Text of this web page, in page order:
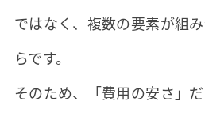
ではなく、複数の要素が組
らです。
そのため、「費用の安さ」